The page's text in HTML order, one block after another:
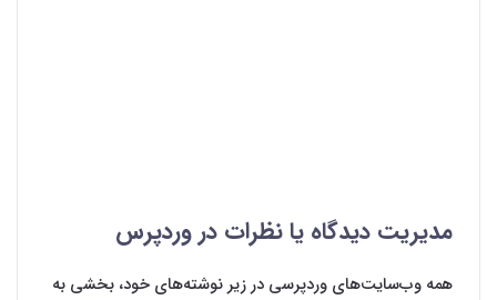
مدیریت دیدگاه یا نظرات در وردپرس
همه وب‌سایت‌‌های وردپرسی در زیر نوشته‌‌های خود، بخشی به